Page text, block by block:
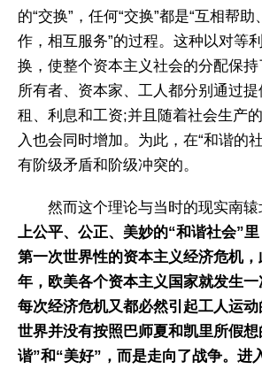
的“交换”，任何“交换”都是“互相帮
作，相互服务”的过程。这种以对等
换，使整个资本主义社会的分配保持
所有者、资本家、工人都分别通过
租、利息和工资;并且随着社会生产
入也会同时增加。为此，在“和谐的
有阶级矛盾和阶级冲突的。
然而这个理论与当时的现实南辕
上公平、公正、美妙的“和谐社会”
第一次世界性的资本主义经济危机
年，欧美各个资本主义国家就发生
每次经济危机又都必然引起工人运
世界并没有按照巴师夏和凯里所假想
谐”和“美好”，而是走向了战争。进